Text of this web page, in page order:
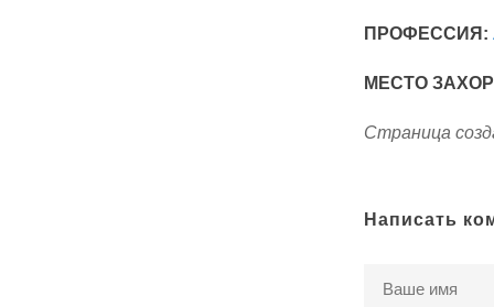
ПРОФЕССИЯ:
МЕСТО
Страница
Написать